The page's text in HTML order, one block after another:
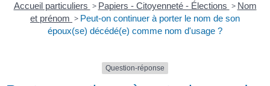
Accueil particuliers > Papiers - Citoyenneté - Élections > Nom
et prénom > Peut-on continuer à porter le nom de son
époux(se) décédé(e) comme nom d'usage ?
Question-réponse